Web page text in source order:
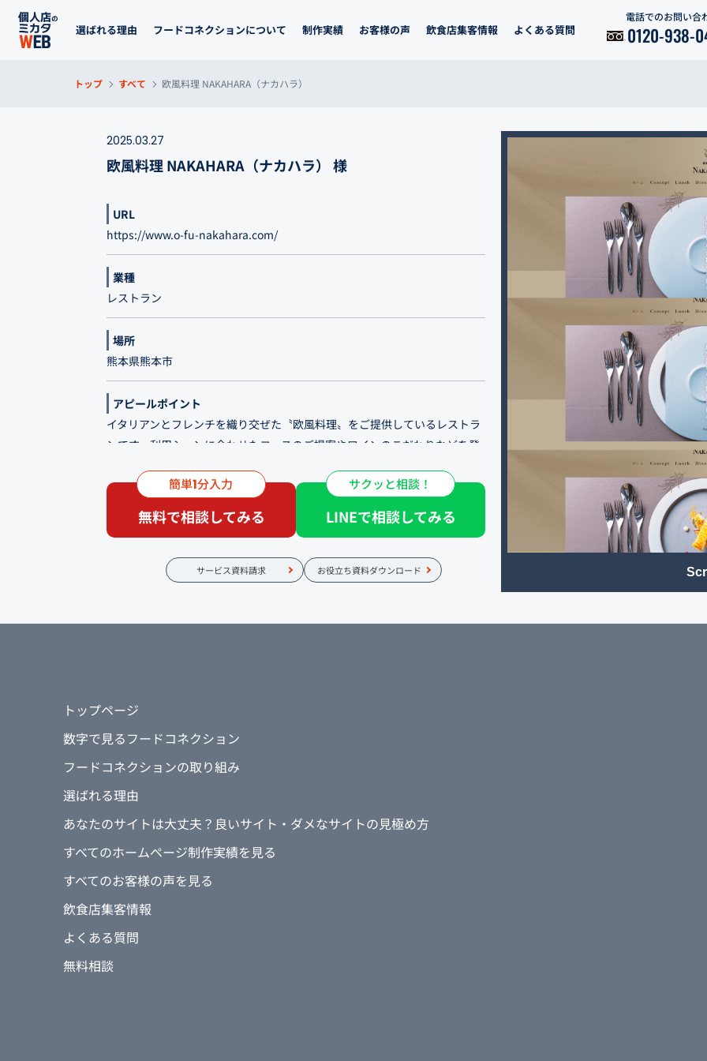
選ばれる理由 フードコネクションについて 制作実績 お客様の声 飲食店集客情報 よくある質問
電話でのお問い合
0120-938-
トップ すべて 欧風料理 NAKAHARA（ナカハラ）
2025.03.27
欧風料理 NAKAHARA（ナカハラ） 様
URL
https://www.o-fu-nakahara.com/
業種
レストラン
場所
熊本県熊本市
アピールポイント
イタリアンとフレンチを織り交ぜた〝欧風料理〟をご提供しているレストラ
ンです。利用シーンに合わせたコースのご提案やワインのこだわりなどを発
えないことから、店内の様子や利用イメージを多く取り入れ、新規のお客様
に安心して利用していただけるような構成にしています。
BGMに至るまで空間にもこだわりを込めて―。記念日や誕生日、デート、接
待など、大切な方とのひとときにどうぞお役立てください。
簡単1分入力
無料で相談してみる
サクッと相談！
LINEで相談してみる
サービス資料請求 お役立ち資料ダウンロード
トップページ
数字で見るフードコネクション
フードコネクションの取り組み
選ばれる理由
あなたのサイトは大丈夫？良いサイト・ダメなサイトの見極め方
すべてのホームページ制作実績を見る
すべてのお客様の声を見る
飲食店集客情報
よくある質問
無料相談